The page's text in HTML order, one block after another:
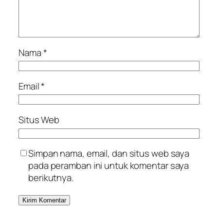
Nama*
Email*
Situs Web
Simpan nama, email, dan situs web saya
pada peramban ini untuk komentar saya
berikutnya.